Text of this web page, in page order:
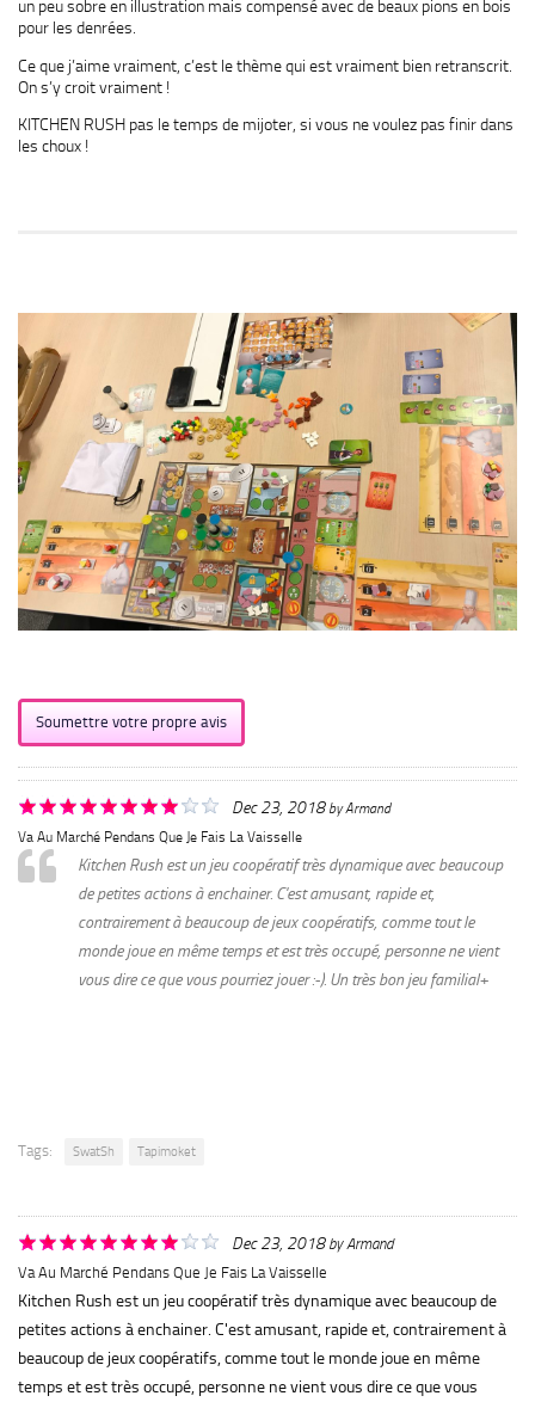
un peu sobre en illustration mais compensé avec de beaux pions en bois
pour les denrées.
Ce que j’aime vraiment, c’est le thème qui est vraiment bien retranscrit.
On s’y croit vraiment !
KITCHEN RUSH pas le temps de mijoter, si vous ne voulez pas finir dans
les choux !
Soumettre votre propre avis
Dec 23, 2018byArmand
Va Au Marché Pendans Que Je Fais La Vaisselle
Kitchen Rush est un jeu coopératif très dynamique avec beaucoup
de petites actions à enchainer. C'est amusant, rapide et,
contrairement à beaucoup de jeux coopératifs, comme tout le
monde joue en même temps et est très occupé, personne ne vient
vous dire ce que vous pourriez jouer :-). Un très bon jeu familial+
Tags: SwatSh Tapimoket
Dec 23, 2018by Armand
Va Au Marché Pendans Que Je Fais La Vaisselle
Kitchen Rush est un jeu coopératif très dynamique avec beaucoup de
petites actions à enchainer. C'est amusant, rapide et, contrairement à
beaucoup de jeux coopératifs, comme tout le monde joue en même
temps et est très occupé, personne ne vient vous dire ce que vous